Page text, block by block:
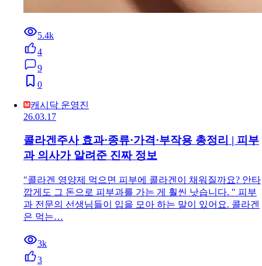
5.4k
4
9
0
캐시닥 운영진
26.03.17
콜라겐주사 효과·종류·가격·부작용 총정리 | 피부
과 의사가 알려준 진짜 정보
"콜라겐 영양제 먹으면 피부에 콜라겐이 채워질까요? 안타
깝게도 그 돈으로 피부과를 가는 게 훨씬 낫습니다. " 피부
과 전문의 선생님들이 입을 모아 하는 말이 있어요. 콜라겐
은 먹는…
3k
3